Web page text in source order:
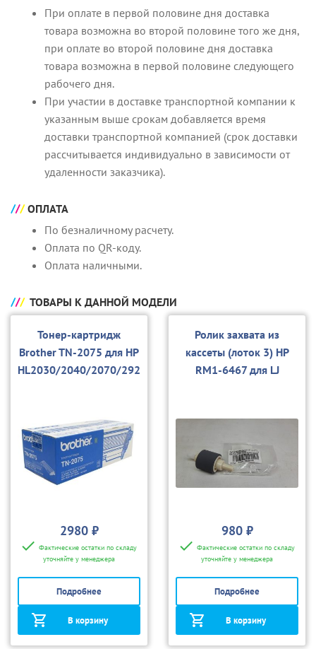
При оплате в первой половине дня доставка
товара возможна во второй половине того же дня,
при оплате во второй половине дня доставка
товара возможна в первой половине следующего
рабочего дня.
При участии в доставке транспортной компании к
указанным выше срокам добавляется время
доставки транспортной компанией (срок доставки
рассчитывается индивидуально в зависимости от
удаленности заказчика).
ОПЛАТА
По безналичному расчету.
Оплата по QR-коду.
Оплата наличными.
ТОВАРЫ К ДАННОЙ МОДЕЛИ
Тонер-картридж
Brother TN-2075 для HP
HL2030/2040/2070/292
2980 ₽
Фактические остатки по складу
уточняйте у менеджера
Подробнее
В корзину
Ролик захвата из
кассеты (лоток 3) HP
RM1-6467 для LJ
980 ₽
Фактические остатки по складу
уточняйте у менеджера
Подробнее
В корзину